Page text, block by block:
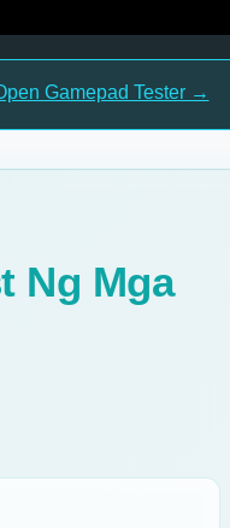
Gamepad Tester →
Ng Mga